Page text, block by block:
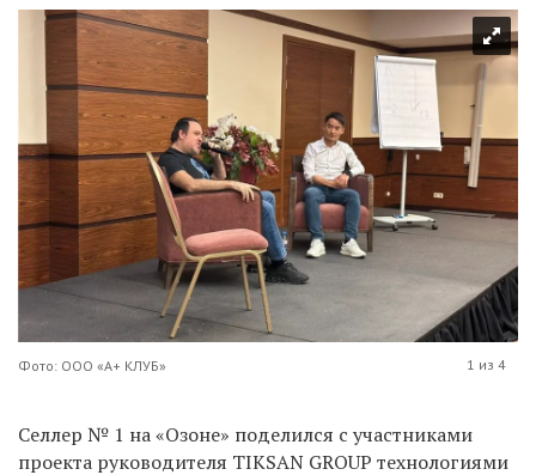
Фото: ООО «А+ КЛУБ» 1 из 4
Селлер № 1 на «Озоне» поделился с участниками
проекта руководителя TIKSAN GROUP технологиями